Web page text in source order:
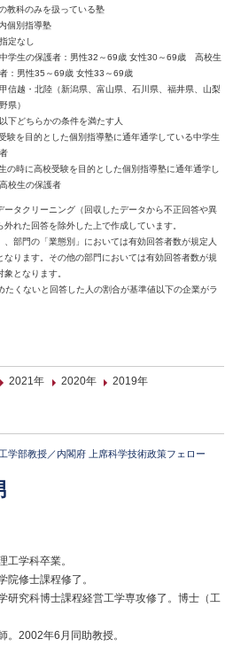
教科のみを扱っている塾
個別指導塾
定なし
学生の保護者：男性32～69歳 女性30～69歳 高校生
：男性35～69歳 女性33～69歳
信越・北陸（新潟県、富山県、石川県、福井県、山梨
県）
下どちらかの条件を満たす人
験を目的とした個別指導塾に通年通学している中学生
の時に高校受験を目的とした個別指導塾に通年通学し
校生の保護者
タクリーニング（回収したデータから不正回答や異
れた回答を除外した上で作成しています。
部門の「業態別」においては有効回答者数が規定人
ります。その他の部門においては有効回答者数が規
となります。
くないと回答した人の割合が基準値以下の企業がラ
2021年 2020年 2019年
学部教授／内閣府 上席科学技術政策フェロー
工学科卒業。
院修士課程修了。
研究科博士課程経営工学専攻修了。博士（工
。2002年6月同助教授。